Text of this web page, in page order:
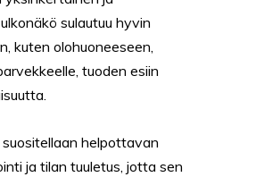
sulautuu hyvin
kuten olohuoneeseen,
tuoden esiin
helpottavan
ja tilan tuuletus, jotta sen